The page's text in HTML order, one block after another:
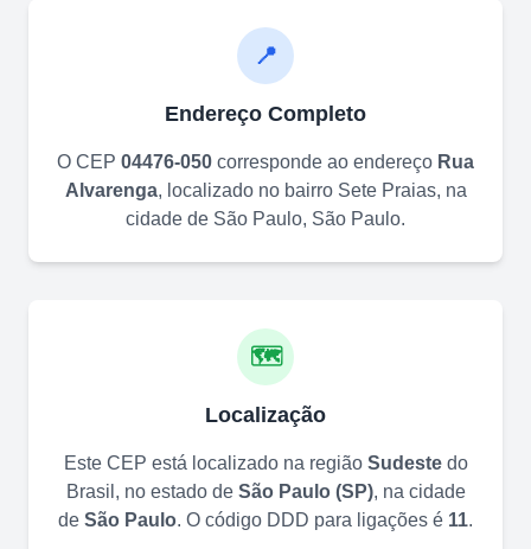
📍
Endereço Completo
O CEP 04476-050 corresponde ao endereço Rua
Alvarenga, localizado no bairro Sete Praias, na
cidade de São Paulo, São Paulo.
🗺️
Localização
Este CEP está localizado na região Sudestedo
Brasil, no estado de São Paulo(SP), na cidade
de São Paulo. O código DDD para ligações é 11.